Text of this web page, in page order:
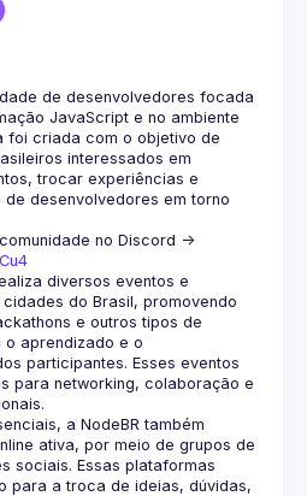
de desenvolvedores focada
JavaScript e no ambiente
foi criada com o objetivo de
interessados em
trocar experiências e
desenvolvedores em torno
no Discord ->
diversos eventos e
do Brasil, promovendo
e outros tipos de
aprendizado e o
participantes. Esses eventos
para networking, colaboração e
a NodeBR também
ativa, por meio de grupos de
sociais. Essas plataformas
para a troca de ideias, dúvidas,